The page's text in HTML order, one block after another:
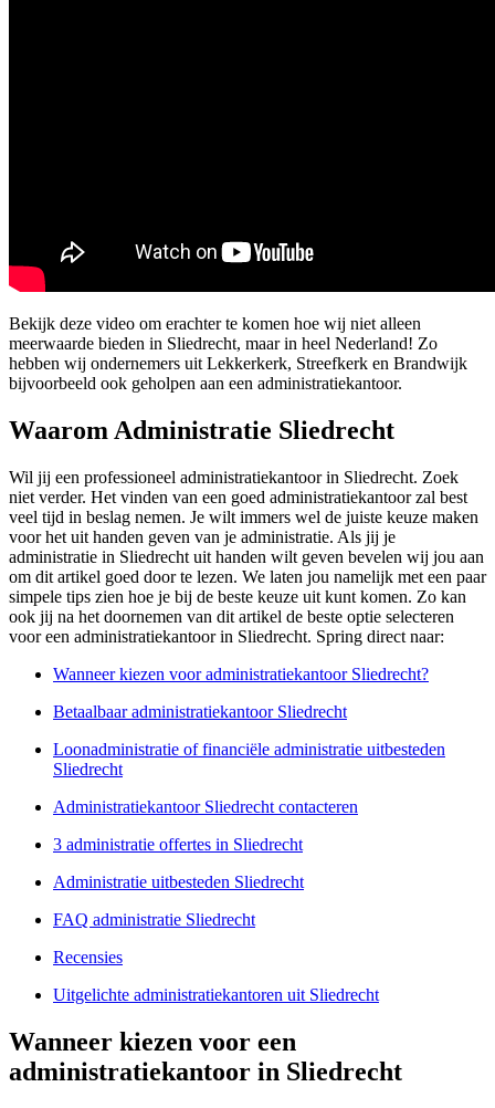
Bekijk deze video om erachter te komen hoe wij niet alleen
meerwaarde bieden in Sliedrecht, maar in heel Nederland! Zo
hebben wij ondernemers uit Lekkerkerk, Streefkerk en Brandwijk
bijvoorbeeld ook geholpen aan een administratiekantoor.
Waarom Administratie Sliedrecht
Wil jij een professioneel administratiekantoor in Sliedrecht. Zoek
niet verder. Het vinden van een goed administratiekantoor zal best
veel tijd in beslag nemen. Je wilt immers wel de juiste keuze maken
voor het uit handen geven van je administratie. Als jij je
administratie in Sliedrecht uit handen wilt geven bevelen wij jou aan
om dit artikel goed door te lezen. We laten jou namelijk met een paar
simpele tips zien hoe je bij de beste keuze uit kunt komen. Zo kan
ook jij na het doornemen van dit artikel de beste optie selecteren
voor een administratiekantoor in Sliedrecht. Spring direct naar:
Wanneer kiezen voor administratiekantoor Sliedrecht?
Betaalbaar administratiekantoor Sliedrecht
Loonadministratie of financiële administratie uitbesteden
Sliedrecht
Administratiekantoor Sliedrecht contacteren
3 administratie offertes in Sliedrecht
Administratie uitbesteden Sliedrecht
FAQ administratie Sliedrecht
Recensies
Uitgelichte administratiekantoren uit Sliedrecht
Wanneer kiezen voor een
administratiekantoor in Sliedrecht